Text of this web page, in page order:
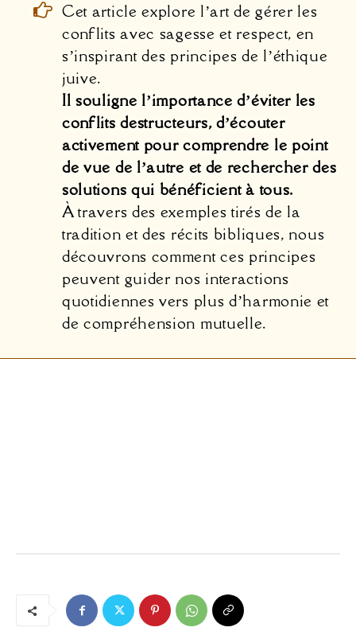
Cet article explore l’art de gérer les
conflits avec sagesse et respect, en
s’inspirant des principes de l’éthique
juive.
Il souligne l’importance d’éviter les
conflits destructeurs, d’écouter
activement pour comprendre le point
de vue de l’autre et de rechercher des
solutions qui bénéficient à tous.
À travers des exemples tirés de la
tradition et des récits bibliques, nous
découvrons comment ces principes
peuvent guider nos interactions
quotidiennes vers plus d’harmonie et
de compréhension mutuelle.